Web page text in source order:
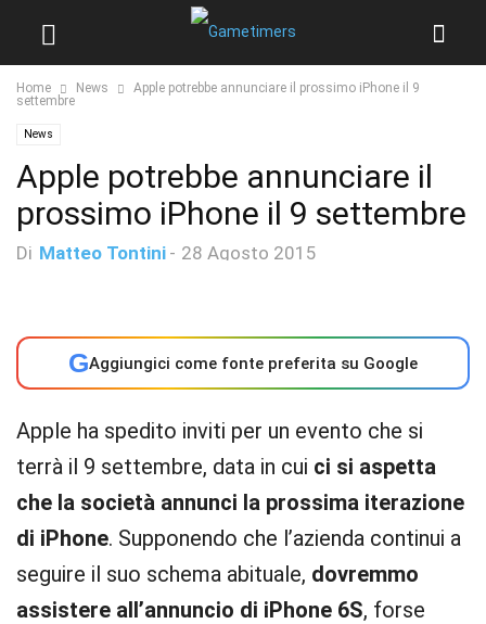
Home News
Apple potrebbe annunciare il prossimo iPhone il 9
settembre
News
Apple potrebbe annunciare il
prossimo iPhone il 9 settembre
Di Matteo Tontini - 28 Agosto 2015
GAggiungici come fonte preferita su Google
Apple ha spedito inviti per un evento che si
terrà il 9 settembre, data in cui ci si aspetta
che la società annunci la prossima iterazione
di iPhone. Supponendo che l’azienda continui a
seguire il suo schema abituale, dovremmo
assistere all’annuncio di iPhone 6S, forse